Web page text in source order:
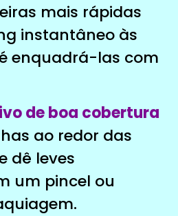
mais rápidas
instantâneo às
enquadrá-las com
de boa cobertura
ao redor das
dê leves
um pincel ou